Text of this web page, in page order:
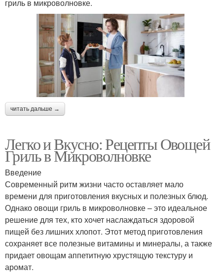
гриль в микроволновке.
читать дальше →
Легко и Вкусно: Рецепты Овощей
Гриль в Микроволновке
Введение
Современный ритм жизни часто оставляет мало
времени для приготовления вкусных и полезных блюд.
Однако овощи гриль в микроволновке – это идеальное
решение для тех, кто хочет наслаждаться здоровой
пищей без лишних хлопот. Этот метод приготовления
сохраняет все полезные витамины и минералы, а также
придает овощам аппетитную хрустящую текстуру и
аромат.